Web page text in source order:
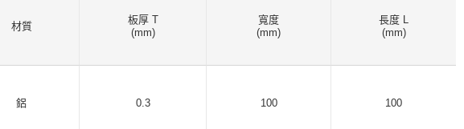
材質
板厚 T
(mm)
寬度
(mm)
長度 L
(mm)
鋁 0.3 100 100